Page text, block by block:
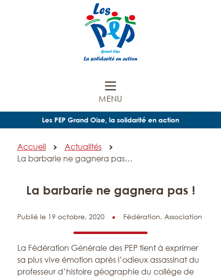
MENU
Les PEP Grand Oise, la solidarité en action
Accueil
Actualités
La barbarie ne gagnera pas…
La barbarie ne gagnera pas !
Publié le 19 octobre, 2020 Fédération, Association
La Fédération Générale des PEP tient à exprimer
sa plus vive émotion après l’odieux assassinat du
professeur d’histoire géographie du collège de